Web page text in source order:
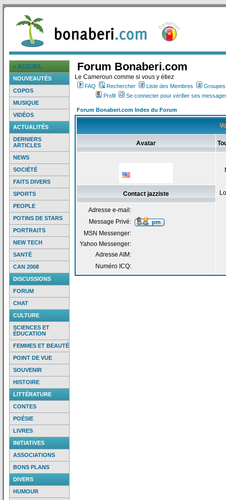
> ACCUEIL
NOUVEAUTÉS
COPOS
MUSIQUE
VIDÉOS
ACTUALITÉS
DERNIERS
ARTICLES
NEWS
SOCIÉTÉ
FAITS DIVERS
SPORTS
PEOPLE
POTINS DE STARS
PORTRAITS
NEW TECH
SANTÉ
CAN 2008
DISCUSSIONS
FORUM
CHAT
CULTURE
SCIENCES ET
ÉDUCATION
FEMMES ET BEAUTÉ
POINT DE VUE
SOUVENIR
HISTOIRE
LITTÉRATURE
CONTES
POÉSIE
LIVRES
INITIATIVES
ASSOCIATIONS
BONS PLANS
DIVERS
HUMOUR
Forum Bonaberi.com
Le Cameroun comme si vous y étiez
FAQ Rechercher Liste des Membres
Profil
Se connecter pour vérifier ses
Forum Bonaberi.com Index du Forum
Avatar
Contact jazziste
Adresse e-mail:
Message Privé:
MSN Messenger:
Yahoo Messenger:
Adresse AIM:
Numéro ICQ: